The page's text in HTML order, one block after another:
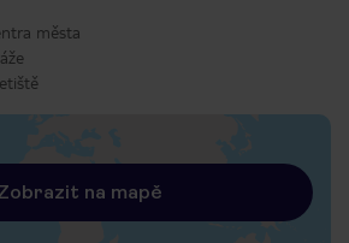
města
na mapě